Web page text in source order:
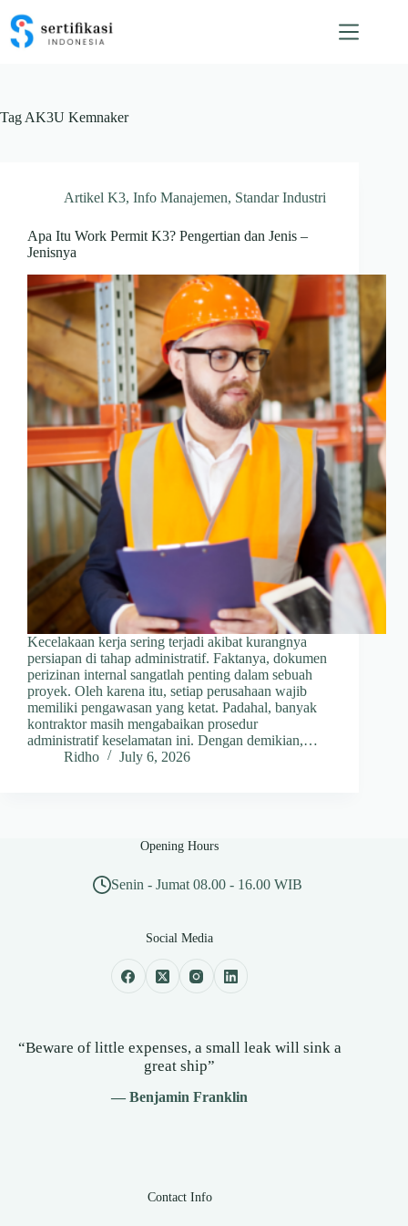
content
Tag AK3U Kemnaker
Artikel K3, Info Manajemen, Standar Industri
Apa Itu Work Permit K3? Pengertian dan Jenis –
Jenisnya
Kecelakaan kerja sering terjadi akibat kurangnya
persiapan di tahap administratif. Faktanya, dokumen
perizinan internal sangatlah penting dalam sebuah
proyek. Oleh karena itu, setiap perusahaan wajib
memiliki pengawasan yang ketat. Padahal, banyak
kontraktor masih mengabaikan prosedur
administratif keselamatan ini. Dengan demikian,…
Ridho
July 6, 2026
Opening Hours
Senin - Jumat 08.00 - 16.00 WIB
Social Media
“Beware of little expenses, a small leak will sink a
great ship”
— Benjamin Franklin
Contact Info